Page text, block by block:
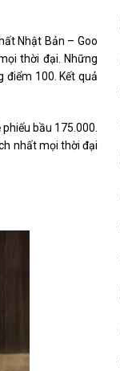
Nhật Bản – Goo
thời đại. Những
điểm 100. Kết quả
bầu 175.000.
nhất mọi thời đại